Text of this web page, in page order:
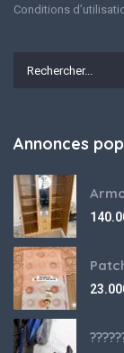
Conditions
Annonces